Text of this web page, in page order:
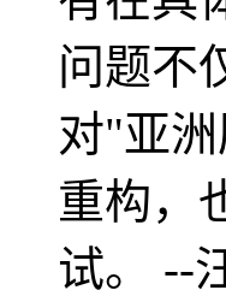
问题不
对"亚
重构，
试。 --